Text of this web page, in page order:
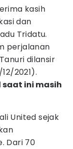
kasih
dan
Tridatu.
perjalanan
dilansir
2021).
saat ini masih
United sejak
Dari 70